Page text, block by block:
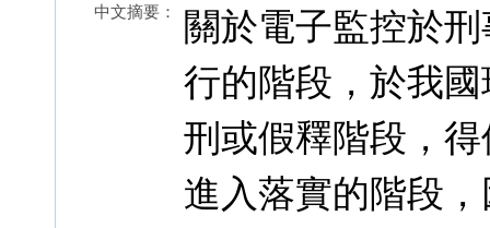
中文摘要：
關於電子監控於
行的階段，於我
刑或假釋階段，
進入落實的階段